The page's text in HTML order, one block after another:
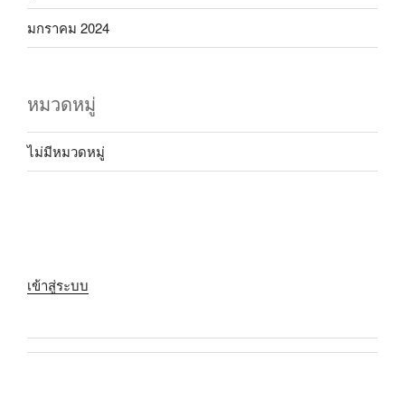
มกราคม 2024
หมวดหมู่
ไม่มีหมวดหมู่
เข้าสู่ระบบ